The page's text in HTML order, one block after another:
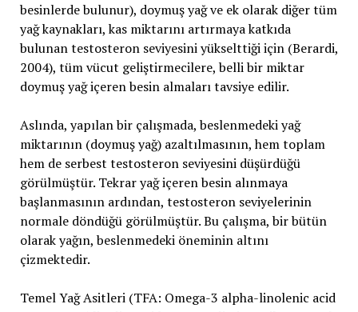
besinlerde bulunur), doymuş yağ ve ek olarak diğer tüm
yağ kaynakları, kas miktarını artırmaya katkıda
bulunan testosteron seviyesini yükselttiği için (Berardi,
2004), tüm vücut geliştirmecilere, belli bir miktar
doymuş yağ içeren besin almaları tavsiye edilir.
Aslında, yapılan bir çalışmada, beslenmedeki yağ
miktarının (doymuş yağ) azaltılmasının, hem toplam
hem de serbest testosteron seviyesini düşürdüğü
görülmüştür. Tekrar yağ içeren besin alınmaya
başlanmasının ardından, testosteron seviyelerinin
normale döndüğü görülmüştür. Bu çalışma, bir bütün
olarak yağın, beslenmedeki öneminin altını
çizmektedir.
Temel Yağ Asitleri (TFA: Omega-3 alpha-linolenic acid